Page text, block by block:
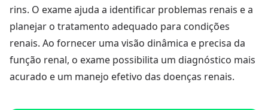
rins. O exame ajuda a identificar problemas renais e a
planejar o tratamento adequado para condições
renais. Ao fornecer uma visão dinâmica e precisa da
função renal, o exame possibilita um diagnóstico mais
acurado e um manejo efetivo das doenças renais.